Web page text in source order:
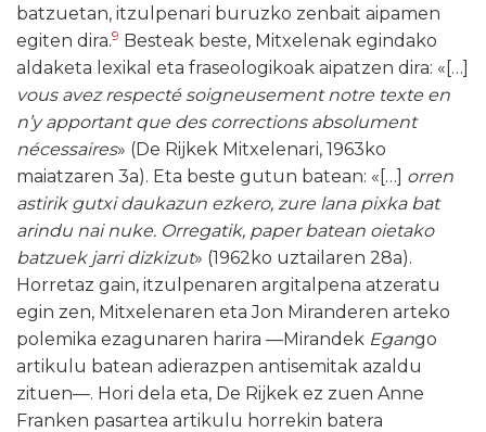
batzuetan, itzulpenari buruzko zenbait aipamen
egiten dira.9 Besteak beste, Mitxelenak egindako
aldaketa lexikal eta fraseologikoak aipatzen dira: «[…]
vous avez respecté soigneusement notre texte en
n’y apportant que des corrections absolument
nécessaires» (De Rijkek Mitxelenari, 1963ko
maiatzaren 3a). Eta beste gutun batean: «[…] orren
astirik gutxi daukazun ezkero, zure lana pixka bat
arindu nai nuke. Orregatik, paper batean oietako
batzuek jarri dizkizut» (1962ko uztailaren 28a).
Horretaz gain, itzulpenaren argitalpena atzeratu
egin zen, Mitxelenaren eta Jon Miranderen arteko
polemika ezagunaren harira —Mirandek Egango
artikulu batean adierazpen antisemitak azaldu
zituen—. Hori dela eta, De Rijkek ez zuen Anne
Franken pasartea artikulu horrekin batera